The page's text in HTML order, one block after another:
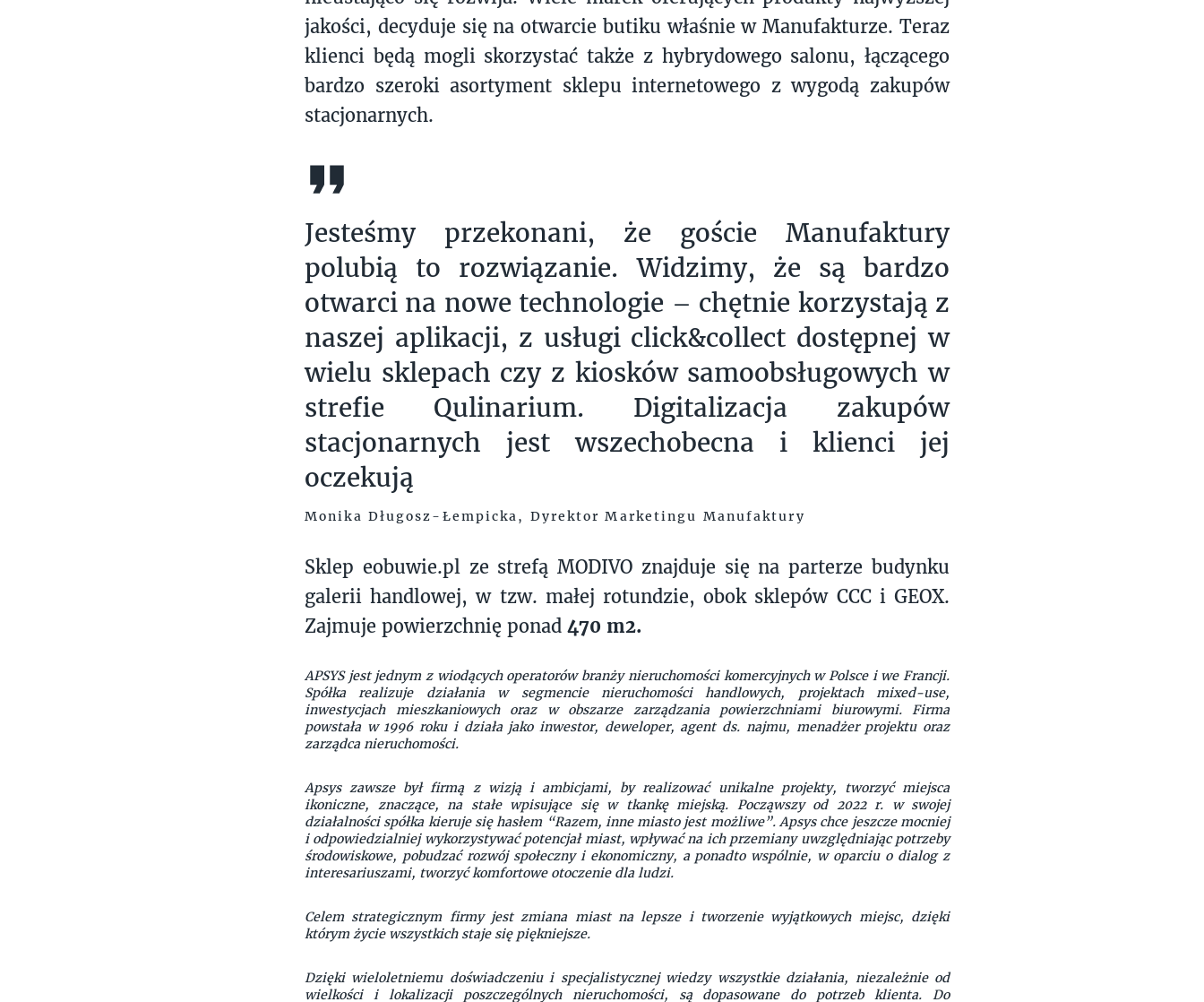
jakości, decyduje się na otwarcie butiku właśnie w Manufakturze. Teraz
klienci będą mogli skorzystać także z hybrydowego salonu, łączącego
bardzo szeroki asortyment sklepu internetowego z wygodą zakupów
stacjonarnych.
Jesteśmy przekonani, że goście Manufaktury
polubią to rozwiązanie. Widzimy, że są bardzo
otwarci na nowe technologie – chętnie korzystają z
naszej aplikacji, z usługi click&collect dostępnej w
wielu sklepach czy z kiosków samoobsługowych w
strefie Qulinarium. Digitalizacja zakupów
stacjonarnych jest wszechobecna i klienci jej
oczekują
Monika Długosz-Łempicka, Dyrektor Marketingu Manufaktury
Sklep eobuwie.pl ze strefą MODIVO znajduje się na parterze budynku
galerii handlowej, w tzw. małej rotundzie, obok sklepów CCC i GEOX.
Zajmuje powierzchnię ponad 470 m2.
APSYS jest jednym z wiodących operatorów branży nieruchomości komercyjnych w Polsce i we Francji.
Spółka realizuje działania w segmencie nieruchomości handlowych, projektach mixed-use,
inwestycjach mieszkaniowych oraz w obszarze zarządzania powierzchniami biurowymi. Firma
powstała w 1996 roku i działa jako inwestor, deweloper, agent ds. najmu, menadżer projektu oraz
zarządca nieruchomości.
Apsys zawsze był firmą z wizją i ambicjami, by realizować unikalne projekty, tworzyć miejsca
ikoniczne, znaczące, na stałe wpisujące się w tkankę miejską. Począwszy od 2022 r. w swojej
działalności spółka kieruje się hasłem “Razem, inne miasto jest możliwe”. Apsys chce jeszcze mocniej
i odpowiedzialniej wykorzystywać potencjał miast, wpływać na ich przemiany uwzględniając potrzeby
środowiskowe, pobudzać rozwój społeczny i ekonomiczny, a ponadto wspólnie, w oparciu o dialog z
interesariuszami, tworzyć komfortowe otoczenie dla ludzi.
Celem strategicznym firmy jest zmiana miast na lepsze i tworzenie wyjątkowych miejsc, dzięki
którym życie wszystkich staje się piękniejsze.
Dzięki wieloletniemu doświadczeniu i specjalistycznej wiedzy wszystkie działania, niezależnie od
wielkości i lokalizacji poszczególnych nieruchomości, są dopasowane do potrzeb klienta. Do